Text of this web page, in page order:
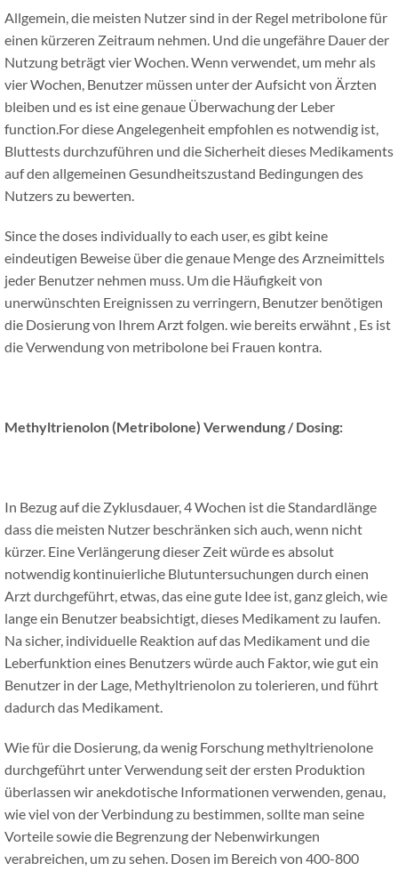
Allgemein, die meisten Nutzer sind in der Regel metribolone für
einen kürzeren Zeitraum nehmen. Und die ungefähre Dauer der
Nutzung beträgt vier Wochen. Wenn verwendet, um mehr als
vier Wochen, Benutzer müssen unter der Aufsicht von Ärzten
bleiben und es ist eine genaue Überwachung der Leber
function.For diese Angelegenheit empfohlen es notwendig ist,
Bluttests durchzuführen und die Sicherheit dieses Medikaments
auf den allgemeinen Gesundheitszustand Bedingungen des
Nutzers zu bewerten.
Since the doses individually to each user, es gibt keine
eindeutigen Beweise über die genaue Menge des Arzneimittels
jeder Benutzer nehmen muss. Um die Häufigkeit von
unerwünschten Ereignissen zu verringern, Benutzer benötigen
die Dosierung von Ihrem Arzt folgen. wie bereits erwähnt , Es ist
die Verwendung von metribolone bei Frauen kontra.
Methyltrienolon (Metribolone) Verwendung / Dosing:
In Bezug auf die Zyklusdauer, 4 Wochen ist die Standardlänge
dass die meisten Nutzer beschränken sich auch, wenn nicht
kürzer. Eine Verlängerung dieser Zeit würde es absolut
notwendig kontinuierliche Blutuntersuchungen durch einen
Arzt durchgeführt, etwas, das eine gute Idee ist, ganz gleich, wie
lange ein Benutzer beabsichtigt, dieses Medikament zu laufen.
Na sicher, individuelle Reaktion auf das Medikament und die
Leberfunktion eines Benutzers würde auch Faktor, wie gut ein
Benutzer in der Lage, Methyltrienolon zu tolerieren, und führt
dadurch das Medikament.
Wie für die Dosierung, da wenig Forschung methyltrienolone
durchgeführt unter Verwendung seit der ersten Produktion
überlassen wir anekdotische Informationen verwenden, genau,
wie viel von der Verbindung zu bestimmen, sollte man seine
Vorteile sowie die Begrenzung der Nebenwirkungen
verabreichen, um zu sehen. Dosen im Bereich von 400-800